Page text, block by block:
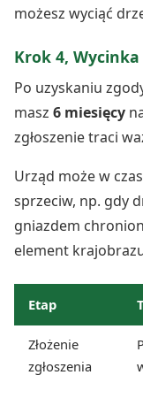
możesz wyciąć
Krok 4,
Po uzyskaniu
masz 6 miesięcy
zgłoszenie traci
Urząd może w
sprzeciw, np. gdy
gniazdem
element
Etap
Złożenie
zgłoszenia